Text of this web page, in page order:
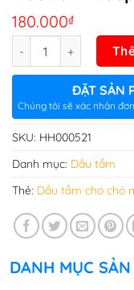
180.000₫
ĐẶT SẢN
Chúng tôi sẽ xác nhận
SKU: HH000521
Danh mục: Dầu tắm
Thẻ: Dầu tắm cho chó
DANH MỤC